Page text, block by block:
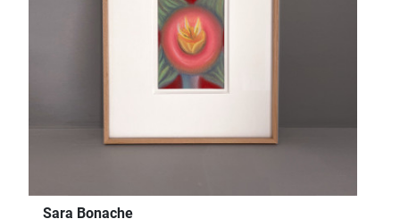
Sara Bonache